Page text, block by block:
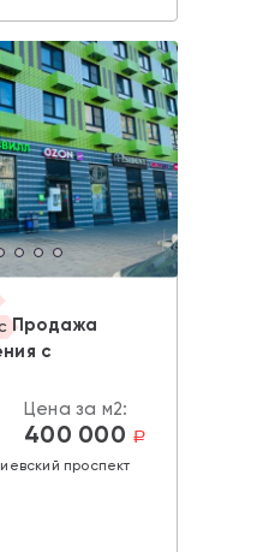
Продажа
с
Цена за м2:
400 000 a
проспект